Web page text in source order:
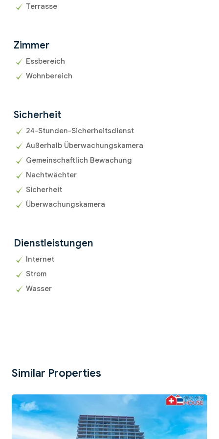
Terrasse
Zimmer
Essbereich
Wohnbereich
Sicherheit
24-Stunden-Sicherheitsdienst
Außerhalb Überwachungskamera
Gemeinschaftlich Bewachung
Nachtwächter
Sicherheit
Überwachungskamera
Dienstleistungen
Internet
Strom
Wasser
Similar Properties